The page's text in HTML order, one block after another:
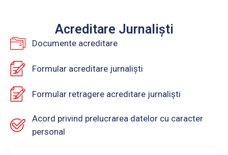
Acreditare Jurnaliști
Documente acreditare
Formular acreditare jurnaliști
Formular retragere acreditare jurnaliști
Acord privind prelucrarea datelor cu caracter
personal